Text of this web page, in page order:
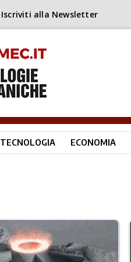
Iscriviti alla Newsletter
TECNOLOGIA ECONOMIA